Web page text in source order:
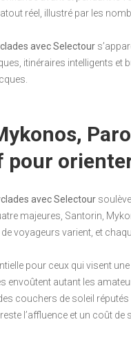
réel, illustré par les
avec Selectour
itinéraires intelligents et
pour
avec Selectour
majeures, Santorin,
voyageurs varient, et
pour ceux qui visent
envoûtent autant les
couchers de soleil
reste l’affluence et un coût